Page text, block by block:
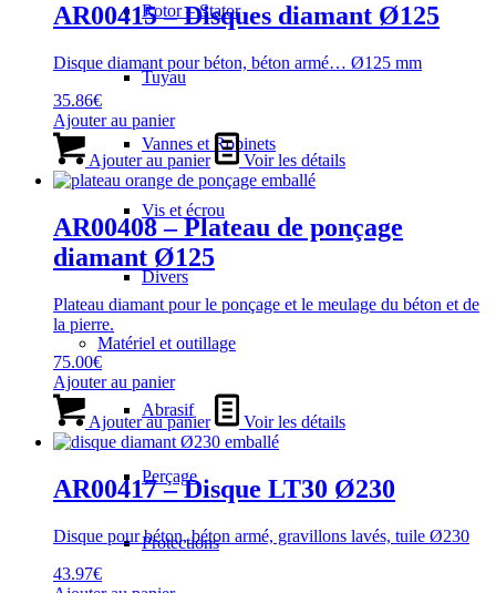
Rotor – Stator
Tuyau
Vannes et Robinets
Vis et écrou
Divers
Matériel et outillage
Abrasif
Perçage
Protections
AR00415 – Disques diamant Ø125
Disque diamant pour béton, béton armé… Ø125 mm
35.86€
Ajouter au panier
Ajouter au panier Voir les détails
AR00408 – Plateau de ponçage
diamant Ø125
Plateau diamant pour le ponçage et le meulage du béton et de
la pierre.
75.00€
Ajouter au panier
Ajouter au panier Voir les détails
AR00417 – Disque LT30 Ø230
Disque pour béton, béton armé, gravillons lavés, tuile Ø230
43.97€